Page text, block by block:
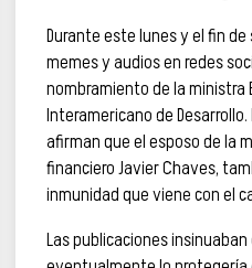
Durante este lunes y el fin
memes y audios en redes
nombramiento de la ministra
Interamericano de
afirman que el esposo de la
financiero Javier Chaves,
inmunidad que viene con el
Las publicaciones